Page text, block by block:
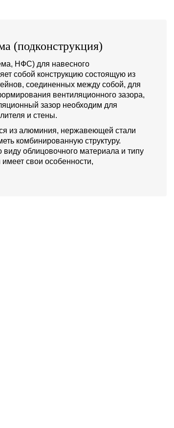
(подконструкция)
НФС) для навесного
собой конструкцию состоящую из
соединенных между собой, для
вентиляционного зазора,
зазор необходим для
и стены.
из алюминия, нержавеющей стали
комбинированную структуру.
облицовочного материала и типу
свои особенности,